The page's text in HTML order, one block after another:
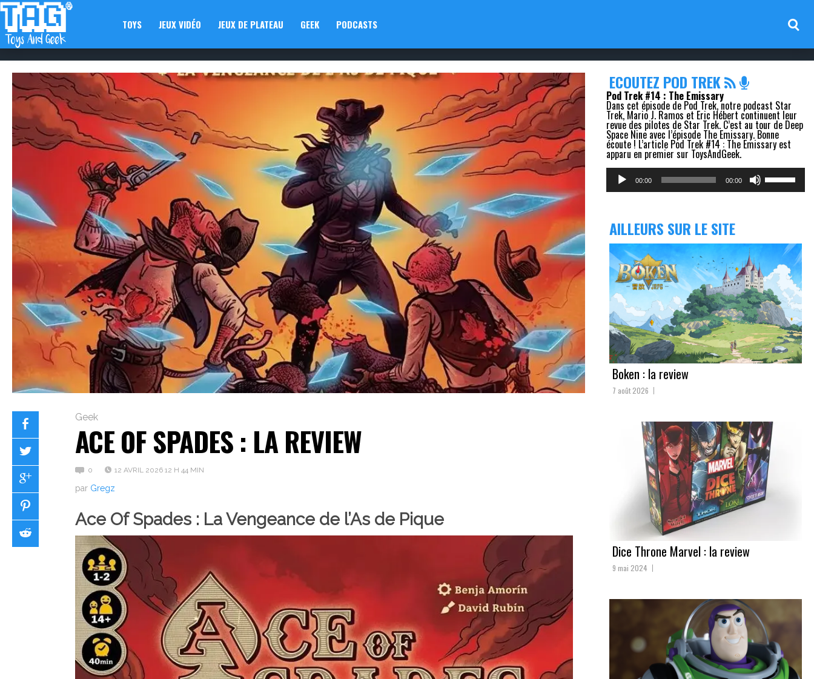
TOYS JEUX VIDÉO JEUX DE PLATEAU GEEK PODCASTS
Geek
ACE OF SPADES : LA REVIEW
0 12 AVRIL 2026 12 H 44 MIN
par Gregz
Ace Of Spades : La Vengeance de l’As de Pique
ECOUTEZ POD TREK
Pod Trek #14 : The Emissary
Dans cet épisode de Pod Trek, notre podcast Star
Trek, Mario J. Ramos et Eric Hébert continuent leur
revue des pilotes de Star Trek. C’est au tour de Deep
Space Nine avec l’épisode The Emissary. Bonne
écoute ! L’article Pod Trek #14 : The Emissary est
apparu en premier sur ToysAndGeek.
Lecteur
audio 00:00 00:00
les
flèches
volume.
AILLEURS SUR LE SITE
Boken : la review
7 août 2026
Dice Throne Marvel : la review
9 mai 2024